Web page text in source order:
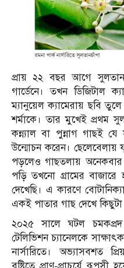
প্রায় ২২ বছর আগে
গার্ডেনে। তখন ডিজিটাল
ম্যানুয়েল ক্যামেরায় ছবি তুলে
শর্মাকে। তার মুখেই প্রথম
কন্ন্যাল বা পুন্নাগ গাছই
উন্মোচন করেন।
পড়লেও গাছতলায় অনেকবার
পড়ি তখনো গ্রামের বাজারে
দেখেছি। এ কারণে
একই পাতার গাছ দেখে কিছুটা
২০২৫ সালে ঘটল
টেলিভিশন চ্যানেলকে
নার্সারিতে। অভ্যাসবশত